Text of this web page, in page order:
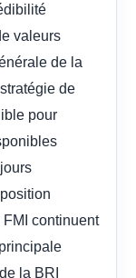
valeurs
de la
de
pour
continuent
la BRI